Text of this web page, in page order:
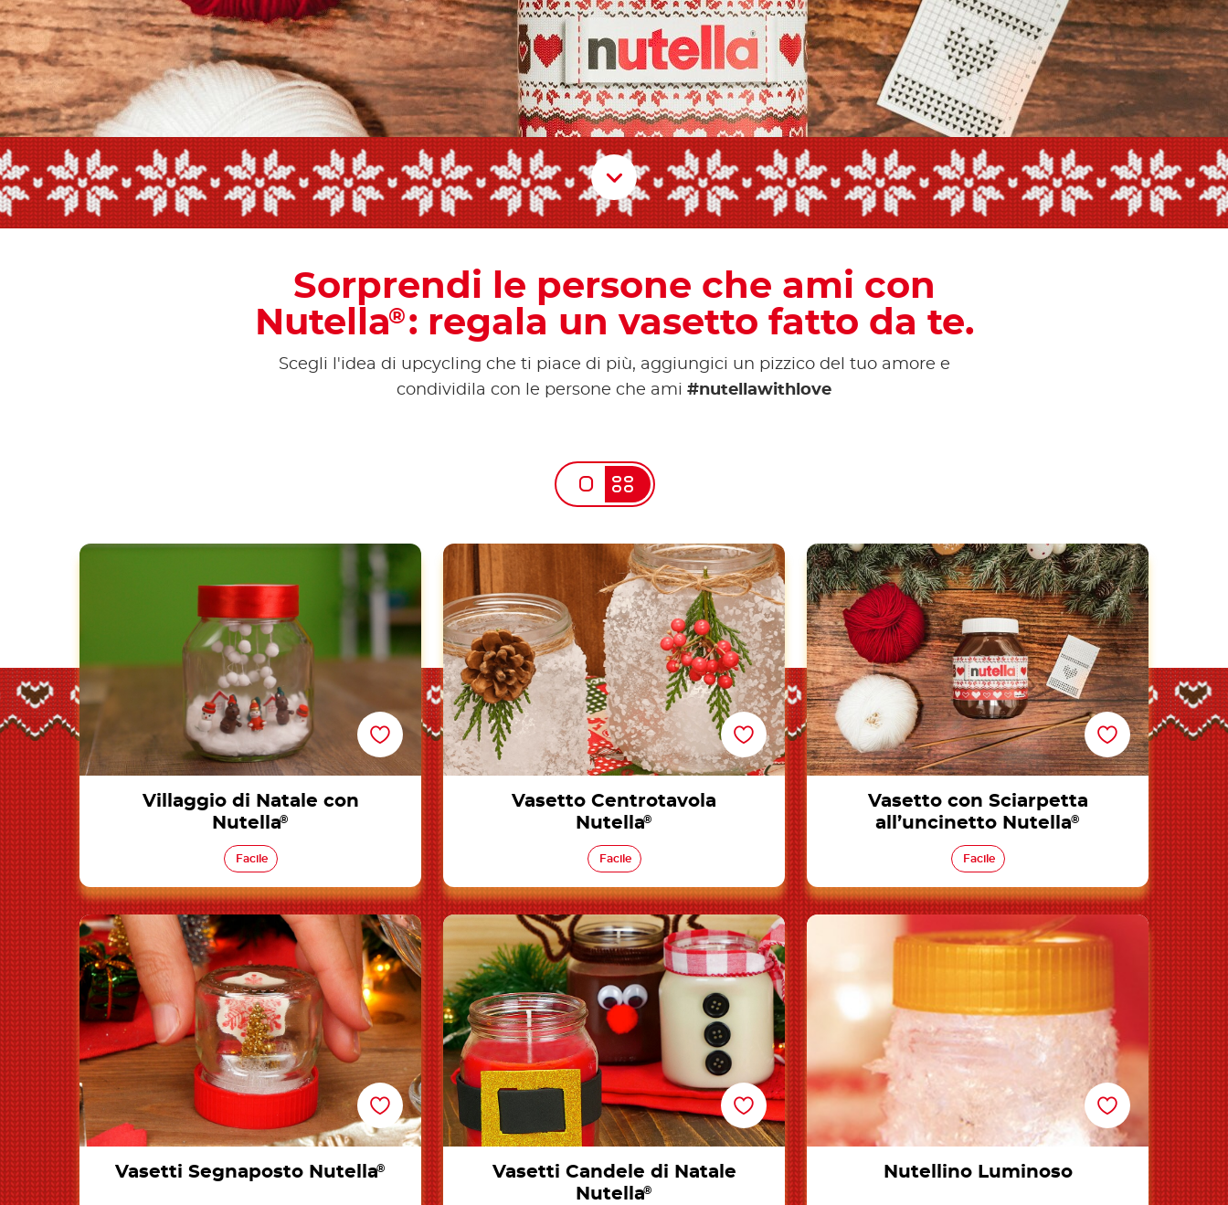
Scroll Down
Sorprendi le persone che ami con
Nutella® : regala un vasetto fatto da te.
Scegli l'idea di upcycling che ti piace di più, aggiungici un pizzico del tuo amore e
condividila con le persone che ami #nutellawithlove
Villaggio di Natale con
Nutella®
Facile
Vasetto Centrotavola Nutella<sup>®</sup>
Vasetto Centrotavola
Nutella®
Facile
Vasetto con Sciarpetta all’uncinetto
Nutella<sup>®</sup>
Vasetto con Sciarpetta
all’uncinetto Nutella®
Facile
Vasetti Segnaposto Nutella®
Vasetti Segnaposto Nutella®
Vasetti Candele di Natale Nutella®
Vasetti Candele di Natale
Nutella®
Nutellino Luminoso
Nutellino Luminoso